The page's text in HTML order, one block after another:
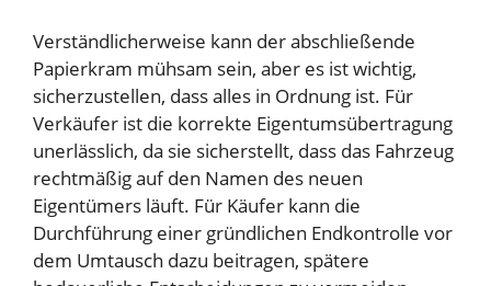
Verständlicherweise kann der abschließende
Papierkram mühsam sein, aber es ist wichtig,
sicherzustellen, dass alles in Ordnung ist. Für
Verkäufer ist die korrekte Eigentumsübertragung
unerlässlich, da sie sicherstellt, dass das Fahrzeug
rechtmäßig auf den Namen des neuen
Eigentümers läuft. Für Käufer kann die
Durchführung einer gründlichen Endkontrolle vor
dem Umtausch dazu beitragen, spätere